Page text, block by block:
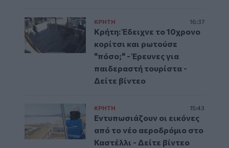
ΚΡΗΤΗ 16:37
Κρήτη: Έδειχνε το 10χρονο
κορίτσι και ρωτούσε
"πόσο;" - Έρευνες για
παιδεραστή τουρίστα -
Δείτε βίντεο
ΚΡΗΤΗ 15:43
Εντυπωσιάζουν οι εικόνες
από το νέο αεροδρόμιο στο
Καστέλλι - Δείτε βίντεο